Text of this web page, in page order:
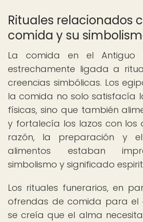
Rituales relacionados
comida y su
La comida en el Antiguo
estrechamente ligada a
creencias simbólicas. Los
la comida no solo satisfacía
físicas, sino que también
y fortalecía los lazos con los
razón, la preparación y
alimentos estaban
simbolismo y significado
Los rituales funerarios, en
ofrendas de comida para el
se creía que el alma